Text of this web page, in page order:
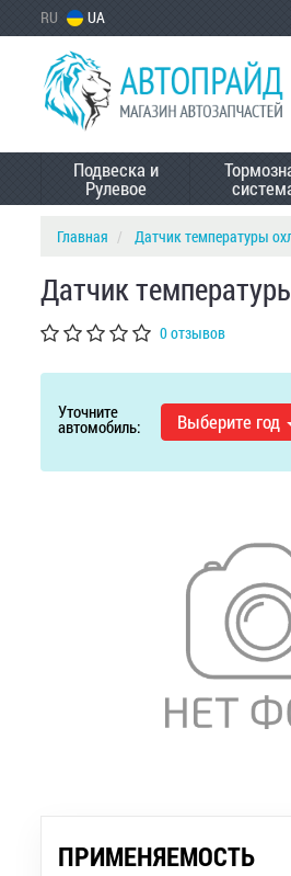
RU UA
Подвеска и
Рулевое
Главная Датчик температуры
Датчик
0 отзывов
Уточните
автомобиль: Выберите год
ПРИМЕНЯЕМОСТЬ